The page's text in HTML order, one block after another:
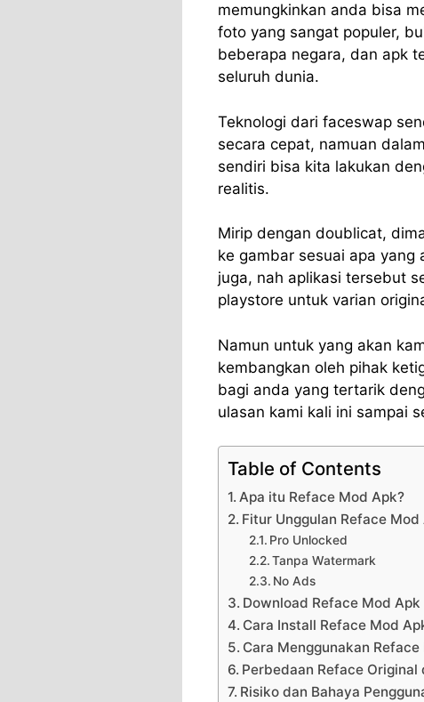
memungkinkan anda bisa
foto yang sangat populer,
beberapa negara, dan apk
seluruh dunia.
Teknologi dari faceswap
secara cepat, namuan
sendiri bisa kita lakukan
realitis.
Mirip dengan doublicat,
ke gambar sesuai apa
juga, nah aplikasi tersebut
playstore untuk varian
Namun untuk yang akan
kembangkan oleh pihak
bagi anda yang tertarik
ulasan kami kali ini sampai
Table of Contents
Apa itu Reface Mod Apk?
Fitur Unggulan Reface Mod
Pro Unlocked
Tanpa Watermark
No Ads
Download Reface Mod
Cara Install Reface Mod
Cara Menggunakan Reface
Perbedaan Reface Original
Risiko dan Bahaya